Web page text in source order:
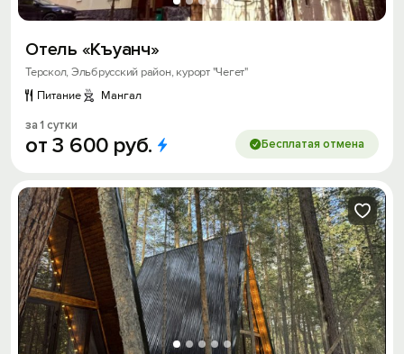
Отель «Къуанч»
Терскол, Эльбрусский район, курорт "Чегет"
Питание
Мангал
за 1 сутки
от3 600 руб. Бесплатая отмена